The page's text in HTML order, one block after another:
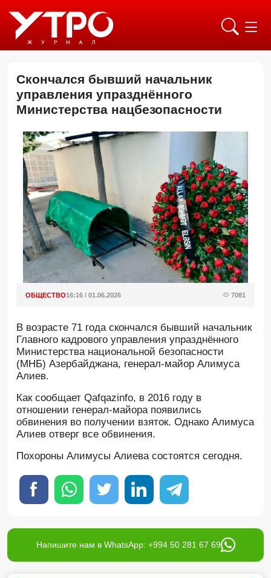
Скончался бывший начальник
управления упразднённого
Министерства нацбезопасности
ОБЩЕСТВО16:16 / 01.06.2026 7081
В возрасте 71 года скончался бывший начальник
Главного кадрового управления упразднённого
Министерства национальной безопасности
(МНБ) Азербайджана, генерал-майор Алимуса
Алиев.
Как сообщает Qafqazinfo, в 2016 году в
отношении генерал-майора появились
обвинения во получении взяток. Однако Алимуса
Алиев отверг все обвинения.
Похороны Алимусы Алиева состоятся сегодня.
Напишите нам в WhatsApp: +994 50 281 67 69